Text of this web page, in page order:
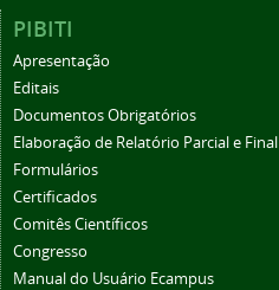
PIBITI
Apresentação
Editais
Documentos Obrigatórios
Elaboração de Relatório Parcial e Final
Formulários
Certificados
Comitês Científicos
Congresso
Manual do Usuário Ecampus